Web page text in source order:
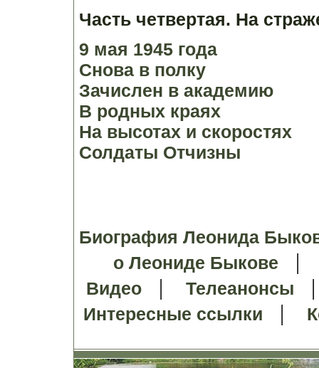
Часть четвертая. На
9 мая 1945 года
Снова в полку
Зачислен в академию
В родных краях
На высотах и скоростях
Солдаты Отчизны
Биография Леонида
о Леониде Быкове
Видео| Телеанонсы
Интересные ссылки |